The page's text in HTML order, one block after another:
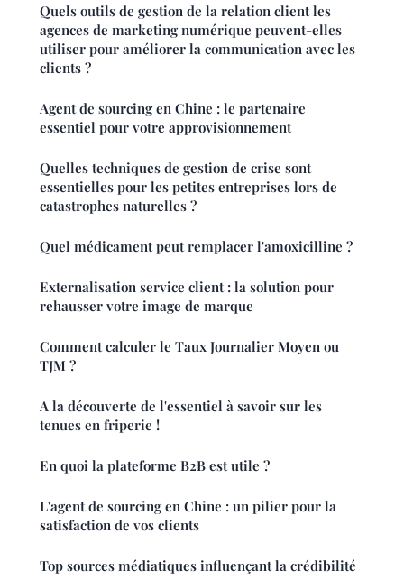
Quels outils de gestion de la relation client les
agences de marketing numérique peuvent-elles
utiliser pour améliorer la communication avec les
clients ?
Agent de sourcing en Chine : le partenaire
essentiel pour votre approvisionnement
Quelles techniques de gestion de crise sont
essentielles pour les petites entreprises lors de
catastrophes naturelles ?
Quel médicament peut remplacer l'amoxicilline ?
Externalisation service client : la solution pour
rehausser votre image de marque
Comment calculer le Taux Journalier Moyen ou
TJM ?
A la découverte de l'essentiel à savoir sur les
tenues en friperie !
En quoi la plateforme B2B est utile ?
L'agent de sourcing en Chine : un pilier pour la
satisfaction de vos clients
Top sources médiatiques influençant la crédibilité